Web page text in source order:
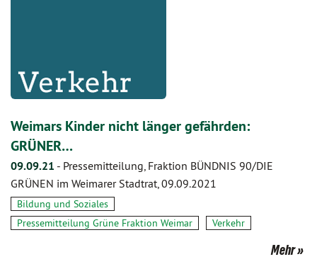
Weimars Kinder nicht länger gefährden:
GRÜNER…
09.09.21 - Pressemitteilung, Fraktion BÜNDNIS 90/DIE
GRÜNEN im Weimarer Stadtrat, 09.09.2021
Bildung und Soziales
Pressemitteilung Grüne Fraktion Weimar
Verkehr
Mehr